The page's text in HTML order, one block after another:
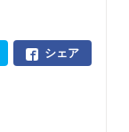
シェア